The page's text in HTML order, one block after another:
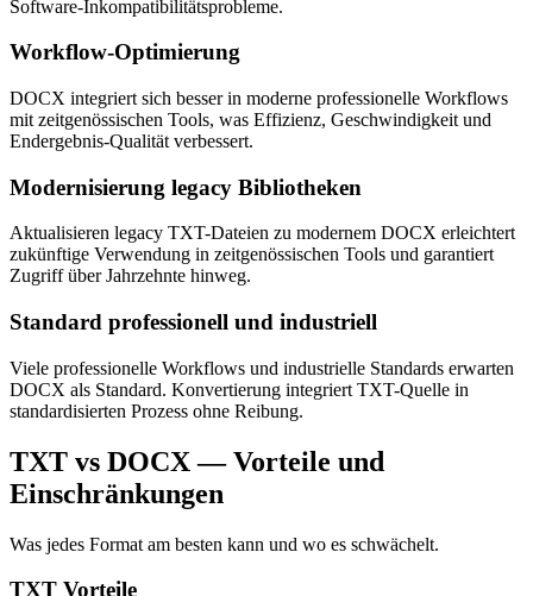
Software-Inkompatibilitätsprobleme.
Workflow-Optimierung
DOCX integriert sich besser in moderne professionelle Workflows
mit zeitgenössischen Tools, was Effizienz, Geschwindigkeit und
Endergebnis-Qualität verbessert.
Modernisierung legacy Bibliotheken
Aktualisieren legacy TXT-Dateien zu modernem DOCX erleichtert
zukünftige Verwendung in zeitgenössischen Tools und garantiert
Zugriff über Jahrzehnte hinweg.
Standard professionell und industriell
Viele professionelle Workflows und industrielle Standards erwarten
DOCX als Standard. Konvertierung integriert TXT-Quelle in
standardisierten Prozess ohne Reibung.
TXT vs DOCX — Vorteile und
Einschränkungen
Was jedes Format am besten kann und wo es schwächelt.
TXT Vorteile